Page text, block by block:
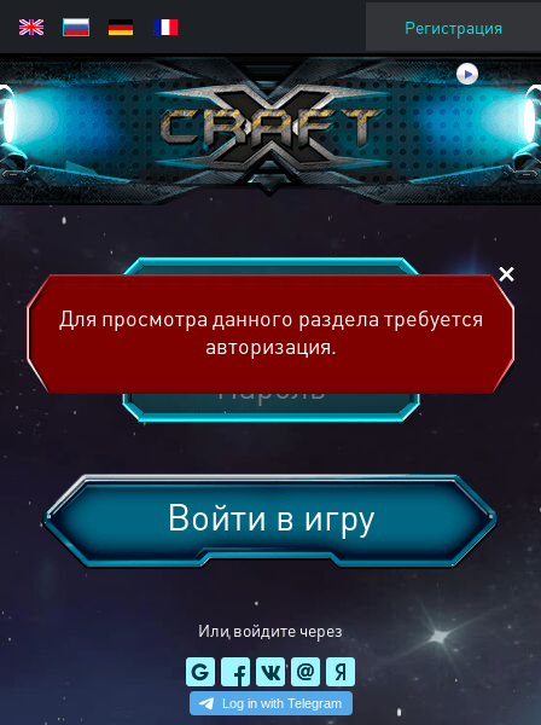
Регистрация
Или войдите через
Войти в игру
Для просмотра данного раздела требуется
авторизация.